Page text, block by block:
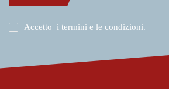
Accetto i termini e le condizioni.